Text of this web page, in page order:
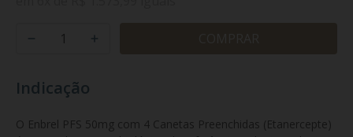
Indicação
O Enbrel PFS 50mg com 4 Canetas Preenchidas (Etanercepte)